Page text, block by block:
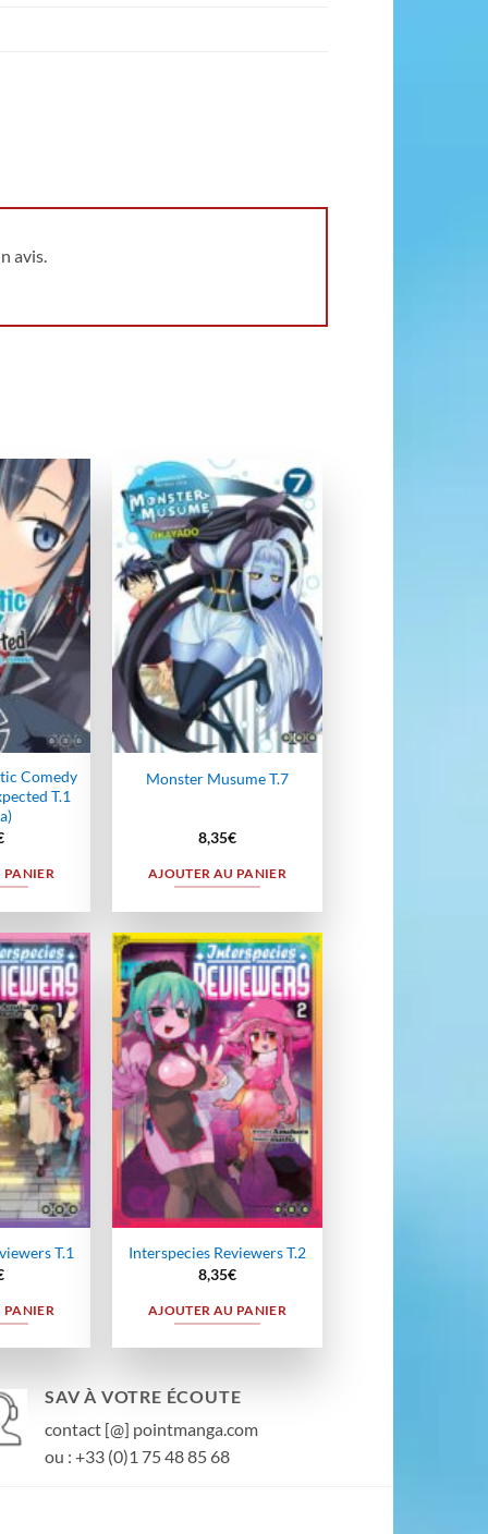
avis.
Ajouter
à la
wishlist
Comedy
T.1
PANIER
Ajouter
à la
wishlist
Monster Musume T.7
8,35€
AJOUTER AU PANIER
Ajouter
à la
wishlist
T.1
PANIER
Ajouter
à la
wishlist
Interspecies Reviewers T.2
8,35€
AJOUTER AU PANIER
SAV À VOTRE ÉCOUTE
contact [@] pointmanga.com
ou : +33 (0)1 75 48 85 68